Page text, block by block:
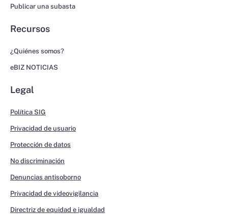
Publicar una subasta
Recursos
¿Quiénes somos?
eBIZ NOTICIAS
Legal
Política SIG
Privacidad de usuario
Protección de datos
No discriminación
Denuncias antisoborno
Privacidad de videovigilancia
Directriz de equidad e igualdad